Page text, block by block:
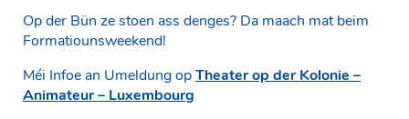
Op der Bün ze stoen ass denges? Da maach mat beim
Formatiounsweekend!
Méi Infoe an Umeldung opTheater op der Kolonie –
Animateur – Luxembourg